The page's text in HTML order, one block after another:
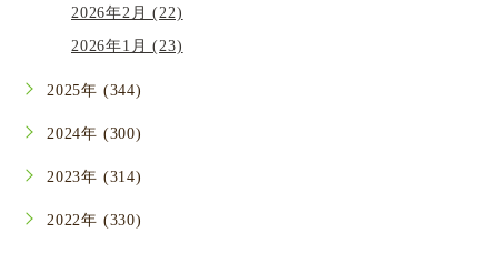
2026年2月 (22)
2026年1月 (23)
2025年 (344)
2024年 (300)
2023年 (314)
2022年 (330)